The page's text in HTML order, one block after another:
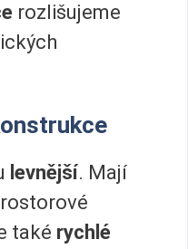
rozlišujeme
levnější. Mají
také rychlé